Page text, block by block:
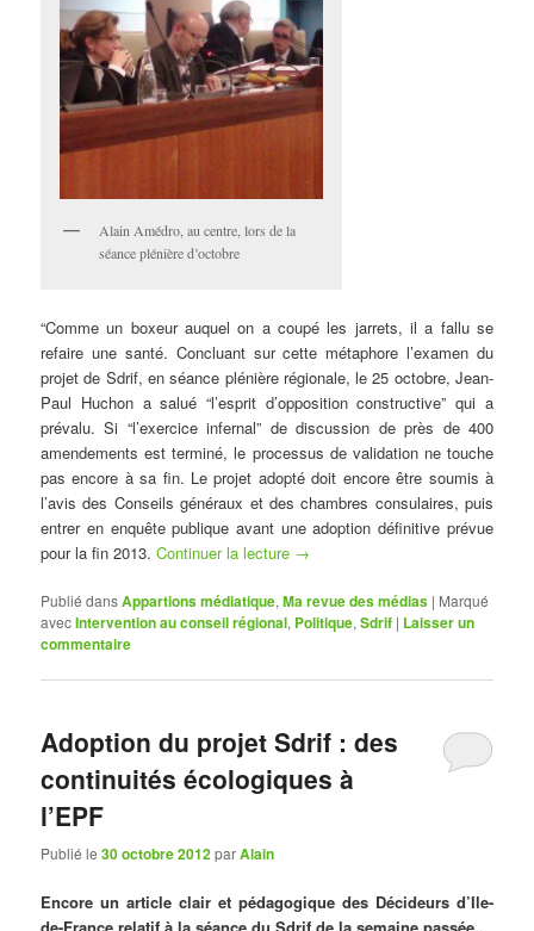
Alain Amédro, au centre, lors de la
séance plénière d’octobre
“Comme un boxeur auquel on a coupé les jarrets, il a fallu se
refaire une santé. Concluant sur cette métaphore l’examen du
projet de Sdrif, en séance plénière régionale, le 25 octobre, Jean-
Paul Huchon a salué “l’esprit d’opposition constructive” qui a
prévalu. Si “l’exercice infernal” de discussion de près de 400
amendements est terminé, le processus de validation ne touche
pas encore à sa fin. Le projet adopté doit encore être soumis à
l’avis des Conseils généraux et des chambres consulaires, puis
entrer en enquête publique avant une adoption définitive prévue
pour la fin 2013.Continuer la lecture →
Publié dansAppartions médiatique,Ma revue des médias | Marqué
avecIntervention au conseil régional, Politique,Sdrif | Laisser un
commentaire
Adoption du projet Sdrif : des
continuités écologiques à
l’EPF
Publié le30 octobre 2012parAlain
Encore un article clair et pédagogique des Décideurs d’Ile-